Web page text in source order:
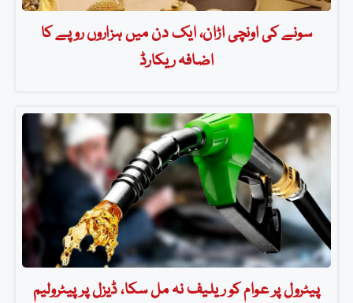
سونے کی اونچی اڑان، ایک دن میں ہزاروں روپے کا
اضافہ ریکارڈ
پیٹرول پر عوام کو ریلیف نہ مل سکا، ڈیزل پر پیٹرولیم